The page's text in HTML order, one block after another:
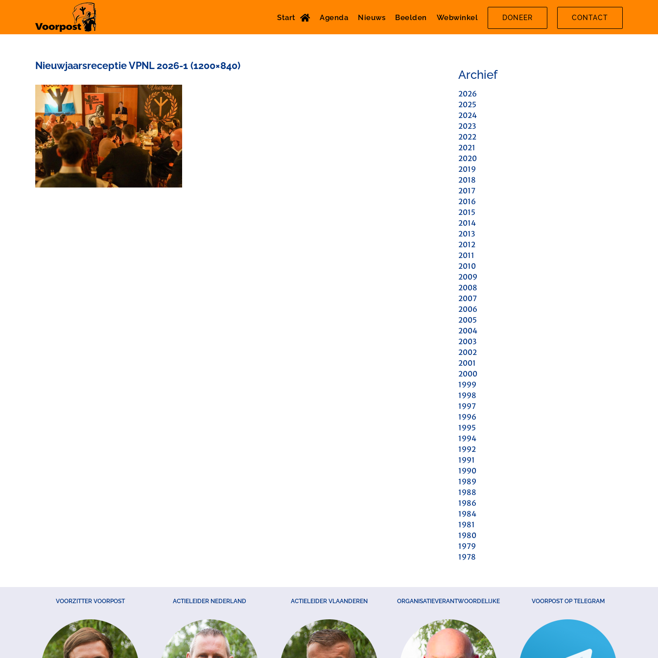
Start Agenda Nieuws Beelden Webwinkel DONEER CONTACT
Nieuwjaarsreceptie VPNL 2026-1 (1200×840)
Archief
2026
2025
2024
2023
2022
2021
2020
2019
2018
2017
2016
2015
2014
2013
2012
2011
2010
2009
2008
2007
2006
2005
2004
2003
2002
2001
2000
1999
1998
1997
1996
1995
1994
1992
1991
1990
1989
1988
1986
1984
1981
1980
1979
1978
VOORZITTER VOORPOST ACTIELEIDER NEDERLAND ACTIELEIDER VLAANDEREN ORGANISATIEVERANTWOORDELIJKE VOORPOST OP TELEGRAM